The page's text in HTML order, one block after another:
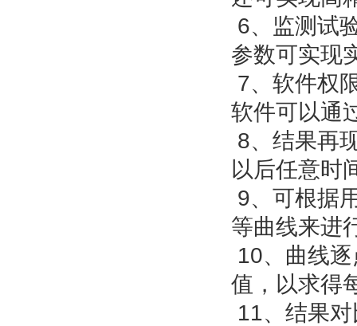
6、监测试
参数可实现
7、软件权
软件可以通
8、结果再
以后任意时
9、可根据
等曲线来进
10、曲线
值，以求得
11、结果